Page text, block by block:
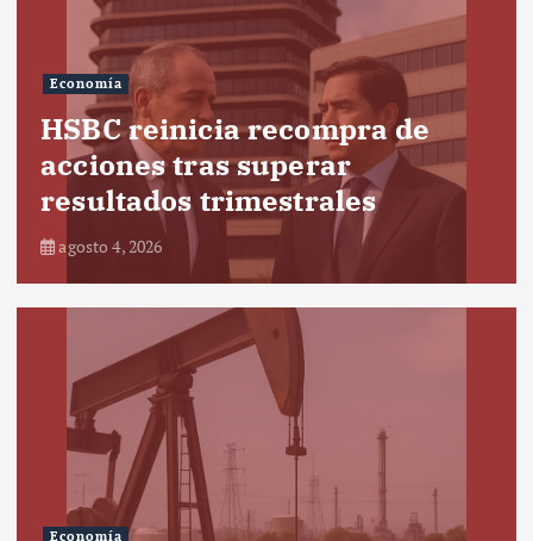
Economía
HSBC reinicia recompra de
acciones tras superar
resultados trimestrales
agosto 4, 2026
Economía